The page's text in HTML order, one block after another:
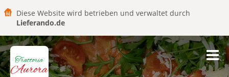
Diese Website wird betrieben und verwaltet durch
Lieferando.de